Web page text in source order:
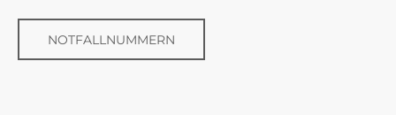
NOTFALLNUMMERN